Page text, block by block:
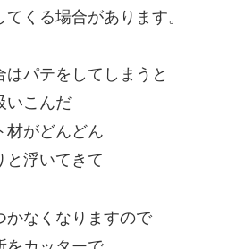
てくる場合があります。
はパテをしてしまうと
いこんだ
材がどんどん
と浮いてきて
かなくなりますので